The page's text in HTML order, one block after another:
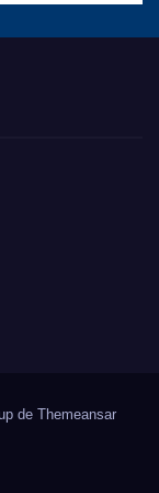
de Themeansar